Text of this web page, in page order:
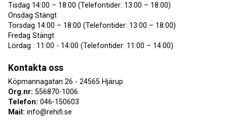
Tisdag 14:00 – 18:00 (Telefontider: 13:00 – 18:00)
Onsdag Stängt
Torsdag 14:00 – 18:00 (Telefontider: 13:00 – 18:00)
Fredag Stängt
Lördag : 11:00 - 14:00 (Telefontider: 11:00 – 14:00)
Kontakta oss
Köpmannagatan 26 - 24565 Hjärup
Org.nr: 556870-1006
Telefon: 046-150603
Mail: info@rehifi.se